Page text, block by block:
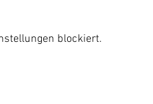
blockiert.